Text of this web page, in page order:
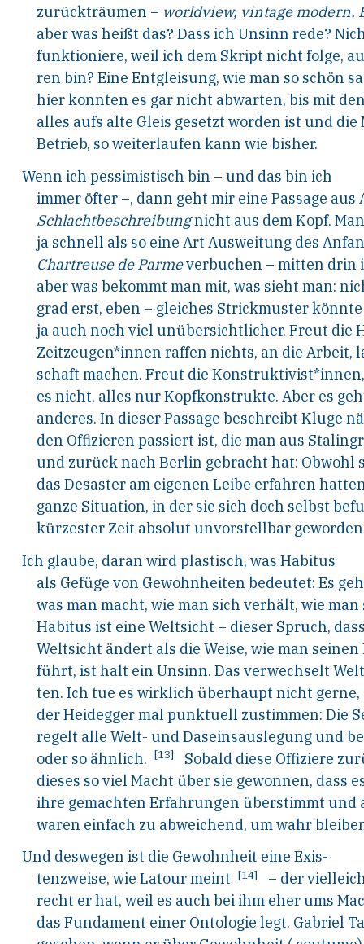
zurückträumen – worldview, vintage modern.
aber was heißt das? Dass ich Unsinn rede?
funktioniere, weil ich dem Skript nicht folge,
ren bin? Eine Entgleisung, wie man so schön
hier konnten es gar nicht abwarten, bis mit
alles aufs alte Gleis gesetzt worden ist und die
Betrieb, so weiterlaufen kann wie bisher.
Wenn ich pessimistisch bin – und das bin ich
immer öfter –, dann geht mir eine Passage
Schlachtbeschreibungnicht aus dem Kopf.
ja schnell als so eine Art Ausweitung des
Chartreuse de Parmeverbuchen – mitten drin
aber was bekommt man mit, was sieht man:
grad erst, eben – gleiches Strickmuster
ja auch noch viel unübersichtlicher. Freut die
Zeitzeugen*innen raffen nichts, an die Arbeit,
schaft machen. Freut die
es nicht, alles nur Kopfkonstrukte. Aber es
anderes. In dieser Passage beschreibt Kluge
den Offizieren passiert ist, die man aus
und zurück nach Berlin gebracht hat: Obwohl
das Desaster am eigenen Leibe erfahren
ganze Situation, in der sie sich doch selbst
kürzester Zeit absolut unvorstellbar
Ich glaube, daran wird plastisch, was Habitus
als Gefüge von Gewohnheiten bedeutet: Es
was man macht, wie man sich verhält, wie
Habitus ist eine Weltsicht – dieser Spruch,
Weltsicht ändert als die Weise, wie man
führt, ist halt ein Unsinn. Das verwechselt
ten. Ich tue es wirklich überhaupt nicht gerne,
der Heidegger mal punktuell zustimmen: Die
regelt alle Welt- und Daseinsauslegung und
oder so ähnlich. [13]
Sobald diese Offiziere
dieses so viel Macht über sie gewonnen, dass
ihre gemachten Erfahrungen überstimmt und
waren einfach zu abweichend, um wahr
Und deswegen ist die Gewohnheit eine Exis-
tenzweise, wie Latour meint [14]
– der
recht er hat, weil es auch bei ihm eher ums
das Fundament einer Ontologie legt. Gabriel